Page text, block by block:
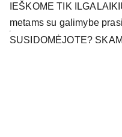
IEŠKOME TIK
metams su galimybe
SUSIDOMĖJOTE?